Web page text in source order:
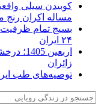
کوبیدن سیلی
مساله اکران رنج
بسیج تمام
۲۴ ایران
اربعین
زائران
توصیه‌های طب